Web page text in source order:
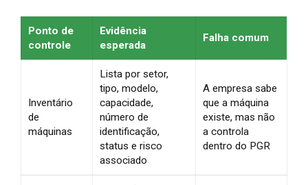
Ponto de
controle
Evidência
esperada
Falha comum
Inventário
de
máquinas
Lista por setor,
tipo, modelo,
capacidade,
número de
identificação,
status e risco
associado
A empresa sabe
que a máquina
existe, mas não
a controla
dentro do PGR